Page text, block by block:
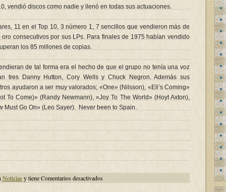
vendió discos como nadie y llenó en todas sus actuaciones.
11 en el Top 10, 3 número 1, 7 sencillos que vendieron más de
consecutivos por sus LPs. Para finales de 1975 habían vendido
los 85 millones de copias.
de tal forma era el hecho de que el grupo no tenía una voz
tres Danny Hutton, Cory Wells y Chuck Negron. Además sus
ayudaron a ser muy valorados; «One» (Nilsson), «Eli’s Coming»
To Come)» (Randy Newmann), «Joy To The World» (Hoyt Axton),
Must Go On» (Leo Sayer). Never been to Spain.
Noticias y tieneComentarios desactivados
Chuck